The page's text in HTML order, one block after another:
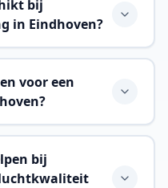
bij
in Eindhoven?
voor een
bij